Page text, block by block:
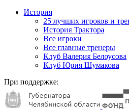
История
25 лучших игроков и
История Трактора
Все игроки
Все главные тренеры
Клуб Валерия Белоусова
Клуб Юрия Шумакова
При поддержке: